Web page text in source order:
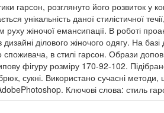
гарсон, розглянуто його розвиток у
унікальність даної стилістичної
руху жіночої емансипації. В роботі
ділового жіночого одягу. На
в стилі гарсон. Образи
фігуру розміру 170-92-102.
сукні. Використано сучасні
Ключові слова: стиль